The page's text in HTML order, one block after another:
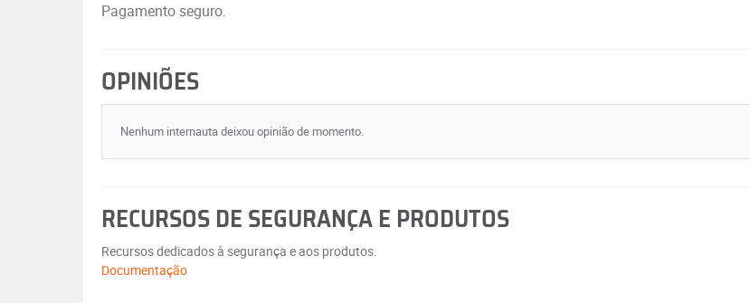
Pagamento seguro.
OPINIÕES
Nenhum internauta deixou opinião de momento.
RECURSOS DE SEGURANÇA E PRODUTOS
Recursos dedicados à segurança e aos produtos.
Documentação